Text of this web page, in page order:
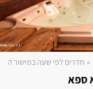
» חדרים לפי שעה במישור